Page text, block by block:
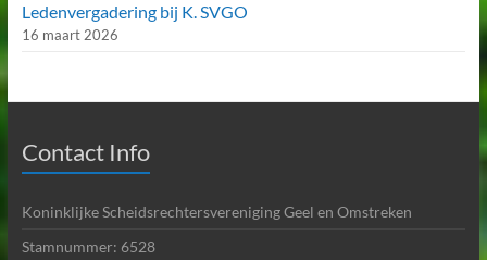
Ledenvergadering bij K. SVGO
16 maart 2026
Contact Info
Koninklijke Scheidsrechtersvereniging Geel en Omstreken
Stamnummer: 6528